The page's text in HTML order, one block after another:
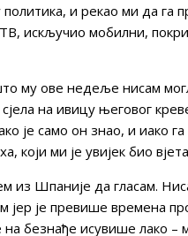
и рекао ми да га
ТВ, искључио мобилни,
му ове недеље нисам
на ивицу његовог
је само он знао, и иако
који ми је увијек био
из Шпаније да гласам.
јер је превише времена
на безнађе исувише лако